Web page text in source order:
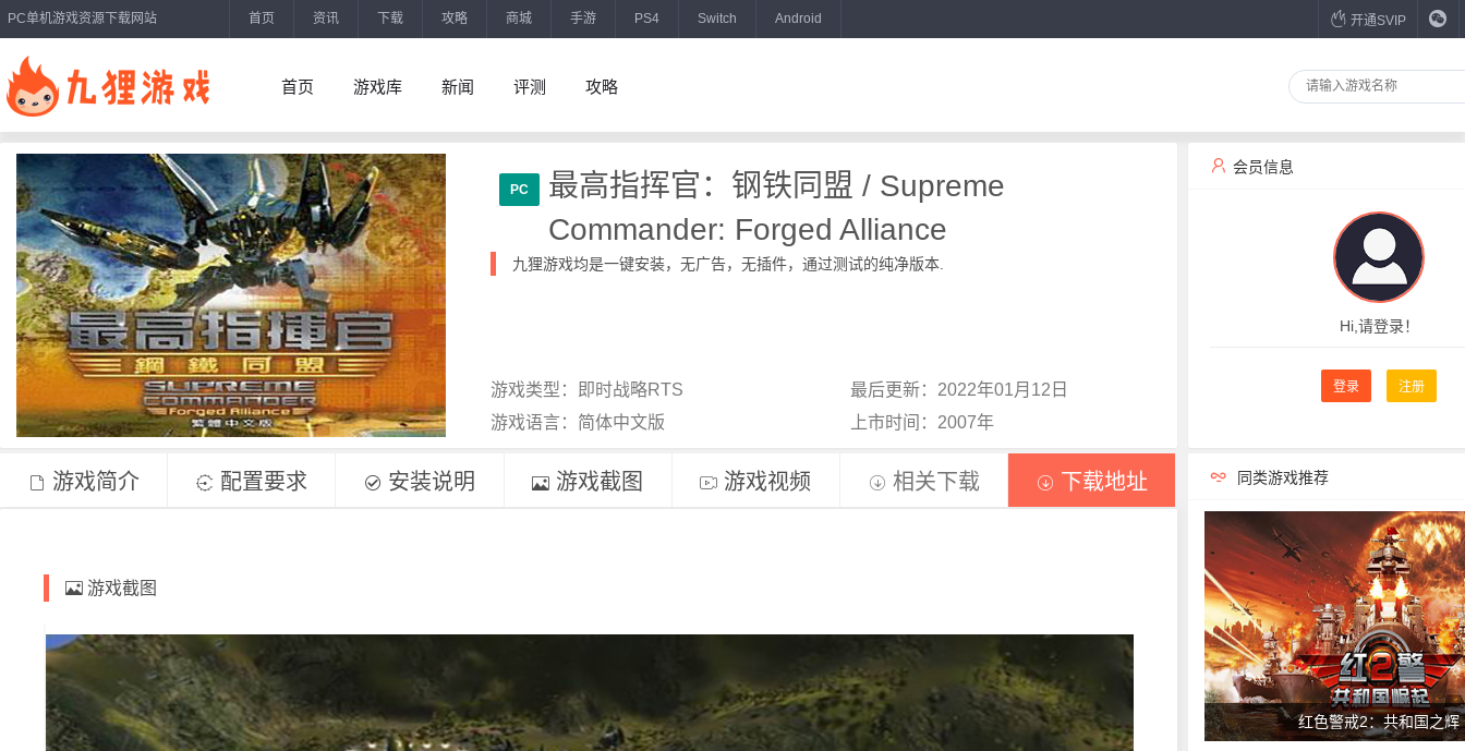
PC单机游戏资源下载网站 首页 资讯 下载 攻略 商城 手游 PS4 Switch Android 开通SVIP
首页 游戏库 新闻 评测 攻略
PC
最高指挥官：钢铁同盟 / Supreme
Commander: Forged Alliance
九狸游戏均是一键安装，无广告，无插件，通过测试的纯净版本.
游戏类型：即时战略RTS
最后更新：2022年01月12日
游戏语言：简体中文版
上市时间：2007年
会员信息
Hi,请登录！
登录 注册
游戏简介 配置要求 安装说明 游戏截图 游戏视频 相关下载 下载地址
游戏截图
同类游戏推荐
红色警戒2：共和国之辉